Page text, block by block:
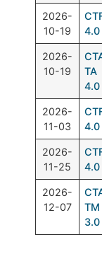
2026-
10-19
4.0
2026-
10-19
TA
4.0
2026-
11-03
4.0
2026-
11-25
4.0
2026-
12-07
TM
3.0